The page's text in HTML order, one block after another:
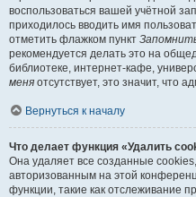
воспользоваться вашей учётной
приходилось вводить имя
отметить флажком пункт
рекомендуется делать это на
библиотеке, интернет-кафе,
меня отсутствует, это значит, что
Вернуться к началу
Что делает функция «Удалить
Она удаляет все созданные
авторизованным на этой
функции, такие как отслеживание